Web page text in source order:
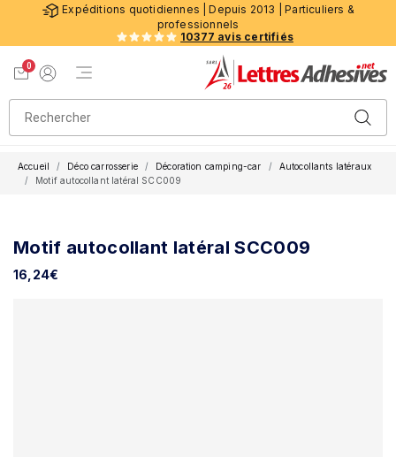
Expéditions quotidiennes | Depuis 2013 | Particuliers &
professionnels
10377 avis certifiés
0
Menu de navigation
Accueil Déco carrosserie Décoration camping-car
Autocollants latéraux
Motif autocollant latéral SCC009
Motif autocollant latéral SCC009
16,24€